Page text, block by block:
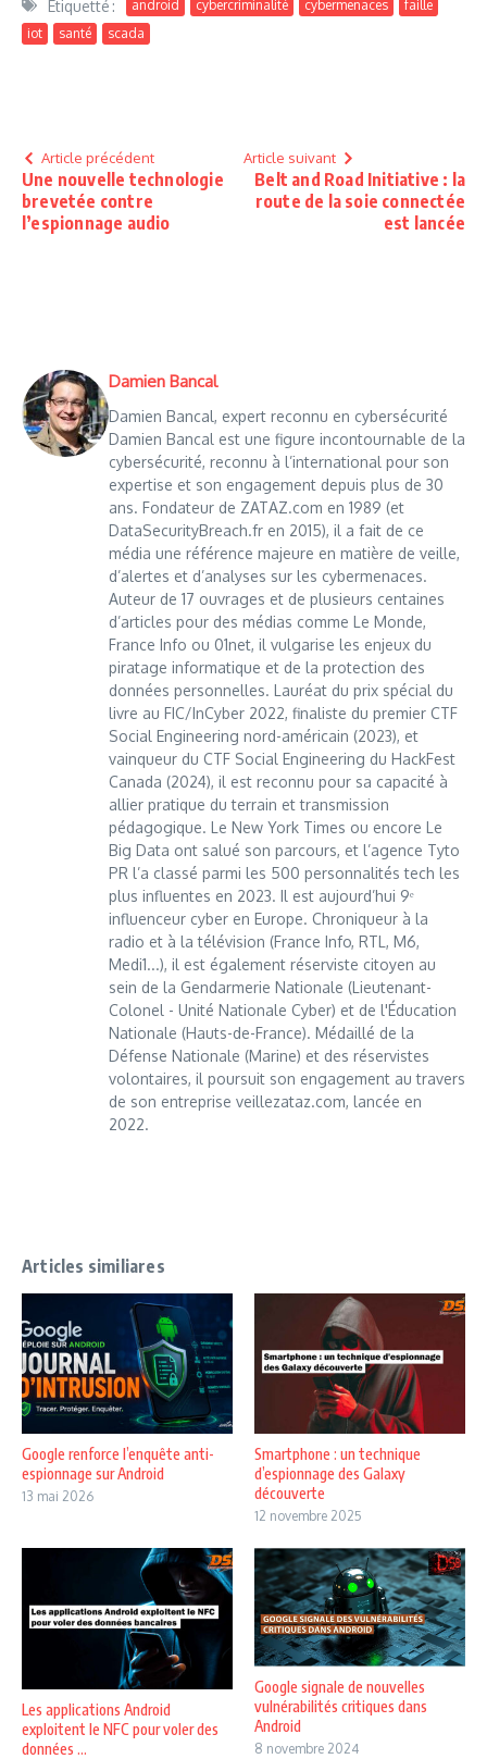
Étiquetté : android cybercriminalité cybermenaces
faille
iot
santé scada
Article précédent
Une nouvelle technologie
brevetée contre
l’espionnage audio
Article suivant
Belt and Road Initiative : la
route de la soie connectée
est lancée
Damien Bancal
Damien Bancal, expert reconnu en cybersécurité
Damien Bancal est une figure incontournable de la
cybersécurité, reconnu à l’international pour son
expertise et son engagement depuis plus de 30
ans. Fondateur de ZATAZ.com en 1989 (et
DataSecurityBreach.fr en 2015), il a fait de ce
média une référence majeure en matière de veille,
d’alertes et d’analyses sur les cybermenaces.
Auteur de 17 ouvrages et de plusieurs centaines
d’articles pour des médias comme Le Monde,
France Info ou 01net, il vulgarise les enjeux du
piratage informatique et de la protection des
données personnelles. Lauréat du prix spécial du
livre au FIC/InCyber 2022, finaliste du premier CTF
Social Engineering nord-américain (2023), et
vainqueur du CTF Social Engineering du HackFest
Canada (2024), il est reconnu pour sa capacité à
allier pratique du terrain et transmission
pédagogique. Le New York Times ou encore Le
Big Data ont salué son parcours, et l’agence Tyto
PR l’a classé parmi les 500 personnalités tech les
plus influentes en 2023. Il est aujourd’hui 9ᵉ
influenceur cyber en Europe. Chroniqueur à la
radio et à la télévision (France Info, RTL, M6,
Medi1...), il est également réserviste citoyen au
sein de la Gendarmerie Nationale (Lieutenant-
Colonel - Unité Nationale Cyber) et de l'Éducation
Nationale (Hauts-de-France). Médaillé de la
Défense Nationale (Marine) et des réservistes
volontaires, il poursuit son engagement au travers
de son entreprise veillezataz.com, lancée en
2022.
Articles similiares
Google renforce l’enquête anti-
espionnage sur Android
13 mai 2026
Smartphone : un technique
d’espionnage des Galaxy
découverte
12 novembre 2025
Les applications Android
exploitent le NFC pour voler des
données ...
Google signale de nouvelles
vulnérabilités critiques dans
Android
8 novembre 2024